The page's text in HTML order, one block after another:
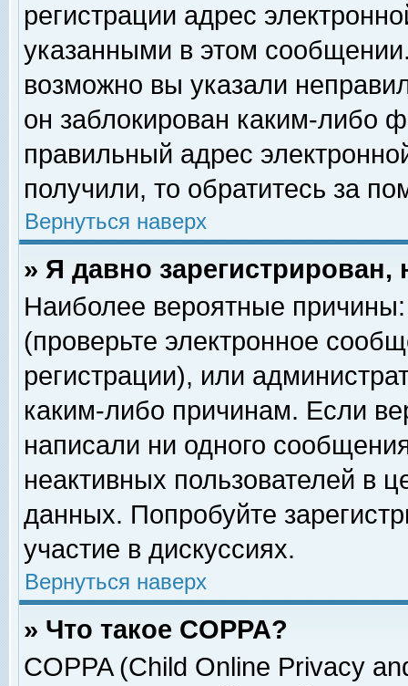
регистрации адрес
указанными в этом
возможно вы указали
он заблокирован каким-либо
правильный адрес
получили, то обратитесь за
Вернуться наверх
» Я давно
Наиболее вероятные
(проверьте электронное
регистрации), или
каким-либо причинам. Если
написали ни одного
неактивных пользователей в
данных. Попробуйте
участие в дискуссиях.
Вернуться наверх
» Что такое COPPA?
COPPA (Child Online Privacy